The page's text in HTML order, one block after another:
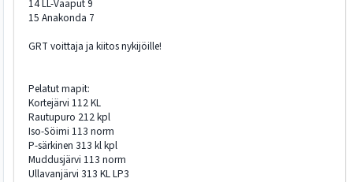
14 LL-Vaaput 9
15 Anakonda 7
GRT voittaja ja kiitos nykijöille!
Pelatut mapit:
Kortejärvi 112 KL
Rautupuro 212 kpl
Iso-Söimi 113 norm
P-särkinen 313 kl kpl
Muddusjärvi 113 norm
Ullavanjärvi 313 KL LP3